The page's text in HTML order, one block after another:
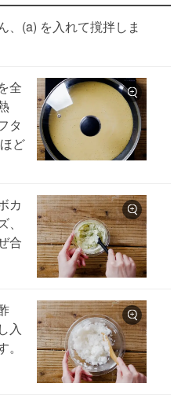
、(a) を入れて撹拌しま
全
タ
ど
カ
合
入